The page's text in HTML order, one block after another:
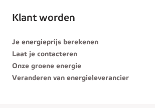
Klant worden
Je energieprijs berekenen
Laat je contacteren
Onze groene energie
Veranderen van energieleverancier